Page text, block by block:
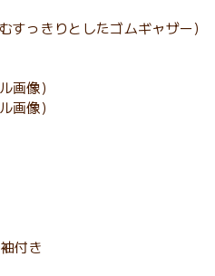
っきりとしたゴムギャザー）
画像）
画像）
付き